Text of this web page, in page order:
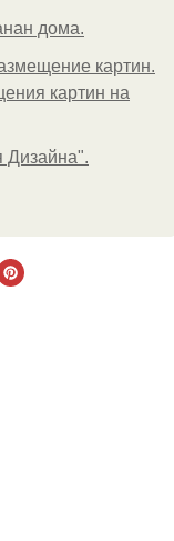
дома.
картин.
картин на
Дизайна".